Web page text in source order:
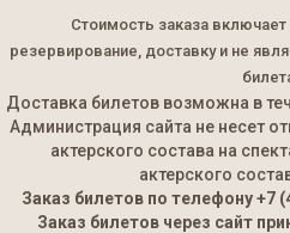
Стоимость заказа включает
резервирование, доставку и не
Доставка билетов возможна в
Администрация сайта не несет
актерского состава на
актерского
Заказ билетов по телефону+7
Заказ билетов через сайт